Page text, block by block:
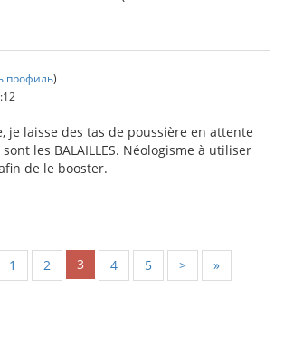
профиль)
je laisse des tas de poussière en attente
les BALAILLES. Néologisme à utiliser
de le booster.
1 2 3 4 5 > »